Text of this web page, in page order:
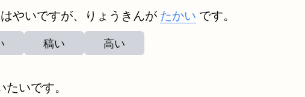
やいですが、りょうきんが たかい です。
稿い 高い
たいです。